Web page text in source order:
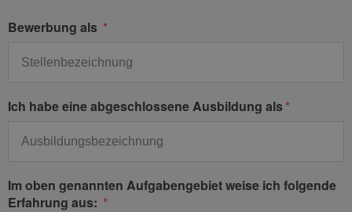
Bewerbung als
Ich habe eine abgeschlossene Ausbildung als
Im oben genannten Aufgabengebiet weise ich folgende
Erfahrung aus: